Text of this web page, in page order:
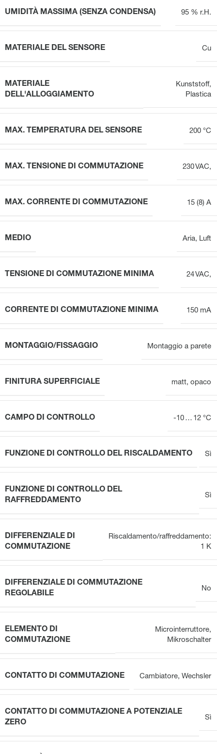
UMIDITÀ MASSIMA (SENZA CONDENSA) 95 % r.H.
MATERIALE DEL SENSORE Cu
MATERIALE
DELL'ALLOGGIAMENTO
Kunststoff,
Plastica
MAX. TEMPERATURA DEL SENSORE 200 °C
MAX. TENSIONE DI COMMUTAZIONE 230 VAC,
MAX. CORRENTE DI COMMUTAZIONE 15 (8) A
MEDIO Aria, Luft
TENSIONE DI COMMUTAZIONE MINIMA 24 VAC,
CORRENTE DI COMMUTAZIONE MINIMA 150 mA
MONTAGGIO/FISSAGGIO Montaggio a parete
FINITURA SUPERFICIALE matt, opaco
CAMPO DI CONTROLLO -10 … 12 °C
FUNZIONE DI CONTROLLO DEL RISCALDAMENTO Sì
FUNZIONE DI CONTROLLO DEL
RAFFREDDAMENTO
Sì
DIFFERENZIALE DI
COMMUTAZIONE
Riscaldamento/raffreddamento:
1 K
DIFFERENZIALE DI COMMUTAZIONE
REGOLABILE
No
ELEMENTO DI
COMMUTAZIONE
Microinterruttore,
Mikroschalter
CONTATTO DI COMMUTAZIONE Cambiatore, Wechsler
CONTATTO DI COMMUTAZIONE A POTENZIALE
ZERO
Sì